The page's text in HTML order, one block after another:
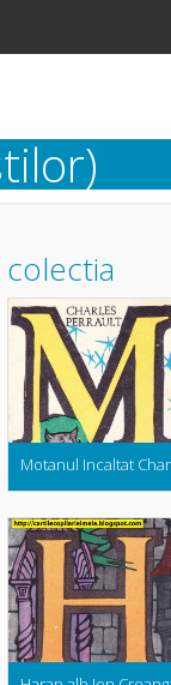
colectia
Motanul Incaltat